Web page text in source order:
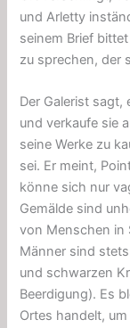
und Arletty
seinem Brief
zu sprechen, der
Der Galerist sagt,
und verkaufe sie
seine Werke zu
sei. Er meint,
könne sich nur
Gemälde sind
von Menschen in
Männer sind
und schwarzen
Beerdigung). Es
Ortes handelt,